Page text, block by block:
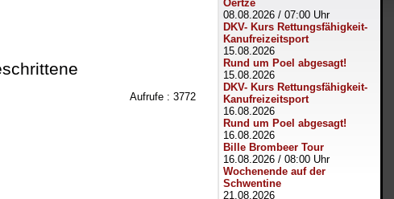
Oertze
08.08.2026 / 07:00 Uhr
DKV- Kurs Rettungsfähigkeit-
Kanufreizeitsport
15.08.2026
Rund um Poel abgesagt!
15.08.2026
DKV- Kurs Rettungsfähigkeit-
Kanufreizeitsport
16.08.2026
Rund um Poel abgesagt!
16.08.2026
Bille Brombeer Tour
16.08.2026 / 08:00 Uhr
Wochenende auf der
Schwentine
21.08.2026
Aufrufe : 3772